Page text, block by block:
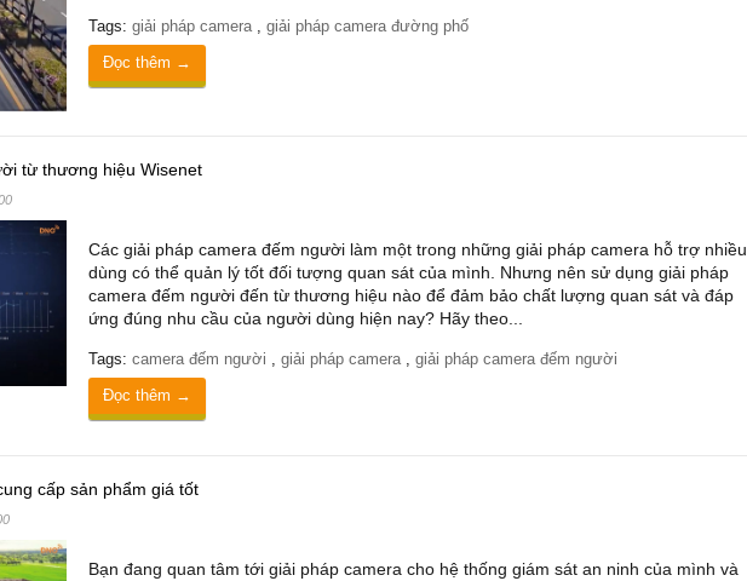
Tags: giải pháp camera , giải pháp camera đường phố
Đọc thêm →
từ thương hiệu Wisenet
Các giải pháp camera đếm người làm một trong những giải pháp camera hỗ trợ nhiều
dùng có thể quản lý tốt đối tượng quan sát của mình. Nhưng nên sử dụng giải pháp
camera đếm người đến từ thương hiệu nào để đảm bảo chất lượng quan sát và đáp
ứng đúng nhu cầu của người dùng hiện nay? Hãy theo...
Tags: camera đếm người , giải pháp camera , giải pháp camera đếm người
Đọc thêm →
cấp sản phẩm giá tốt
Bạn đang quan tâm tới giải pháp camera cho hệ thống giám sát an ninh của mình và